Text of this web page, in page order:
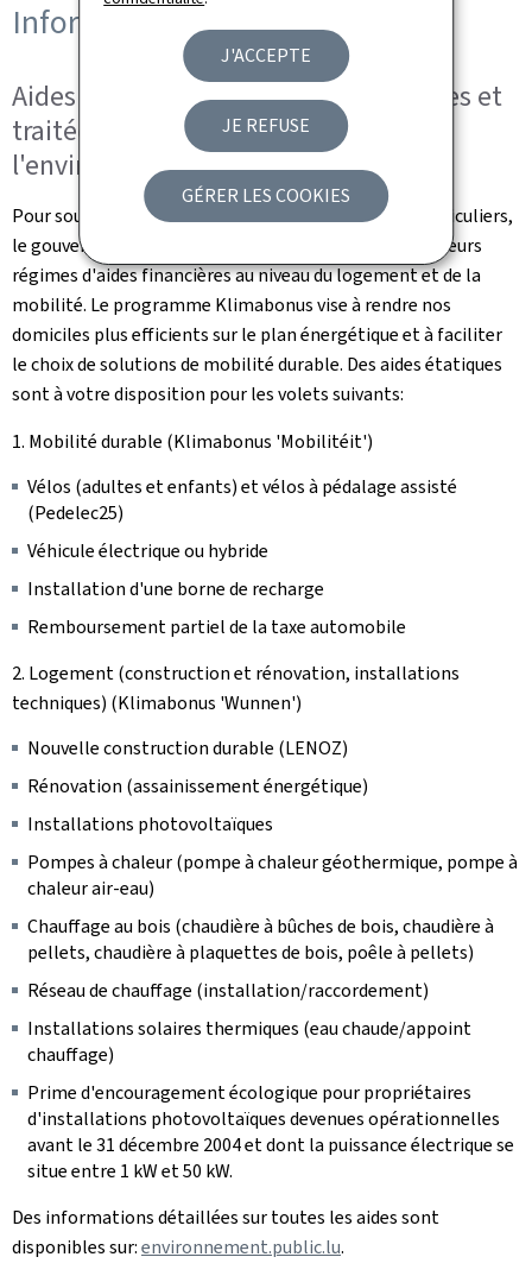
J'ACCEPTE
JE REFUSE
GÉRER LES COOKIES
Informations supplémentaires
Aides étatiquesKlimabonus
existantes et
traitées par l'Administration de
l'environnement
Pour soutenir la transition écologique auprès des particuliers,
le gouvernement luxembourgeois a mis en place plusieurs
régimes d'aides financières au niveau du logement et de la
mobilité. Le programme Klimabonus vise à rendre nos
domiciles plus efficients sur le plan énergétique et à faciliter
le choix de solutions de mobilité durable. Des aides étatiques
sont à votre disposition pour les volets suivants:
1. Mobilité durable (Klimabonus 'Mobilitéit')
Vélos (adultes et enfants) et vélos à pédalage assisté
(Pedelec25)
Véhicule électrique ou hybride
Installation d'une borne de recharge
Remboursement partiel de la taxe automobile
2. Logement (construction et rénovation, installations
techniques) (Klimabonus 'Wunnen')
Nouvelle construction durable (LENOZ)
Rénovation (assainissement énergétique)
Installations photovoltaïques
Pompes à chaleur (pompe à chaleur géothermique, pompe à
chaleur air-eau)
Chauffage au bois (chaudière à bûches de bois, chaudière à
pellets, chaudière à plaquettes de bois, poêle à pellets)
Réseau de chauffage (installation/raccordement)
Installations solaires thermiques (eau chaude/appoint
chauffage)
Prime d'encouragement écologique pour propriétaires
d'installations photovoltaïques devenues opérationnelles
avant le 31 décembre 2004 et dont la puissance électrique se
situe entre 1 kW et 50 kW.
Des informations détaillées sur toutes les aides sont
disponibles sur:environnement.public.lu.